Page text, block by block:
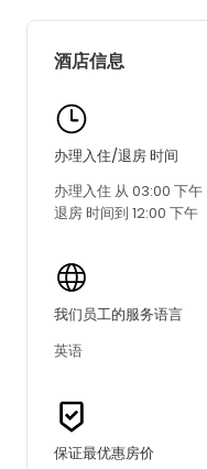
酒店信息
办理入住/退房 时间
办理入住 从 03:00 下午
退房 时间到 12:00 下午
我们员工的服务语言
英语
保证最优惠房价